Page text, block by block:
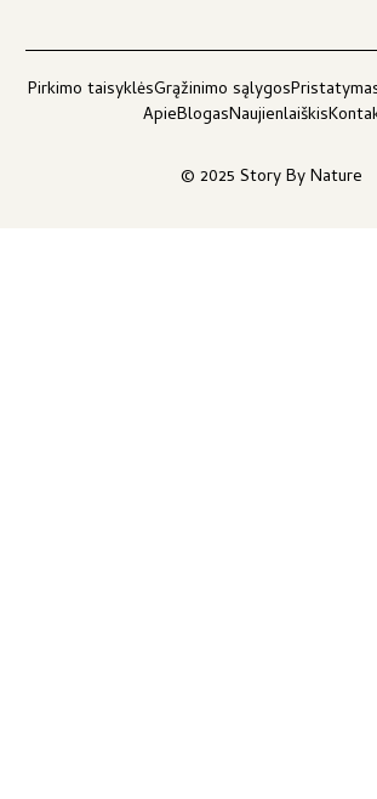
© 2025 Story By Nature
Pirkimo taisyklėsGrąžinimo sąlygos
ApieBlogasNaujienlaiškis